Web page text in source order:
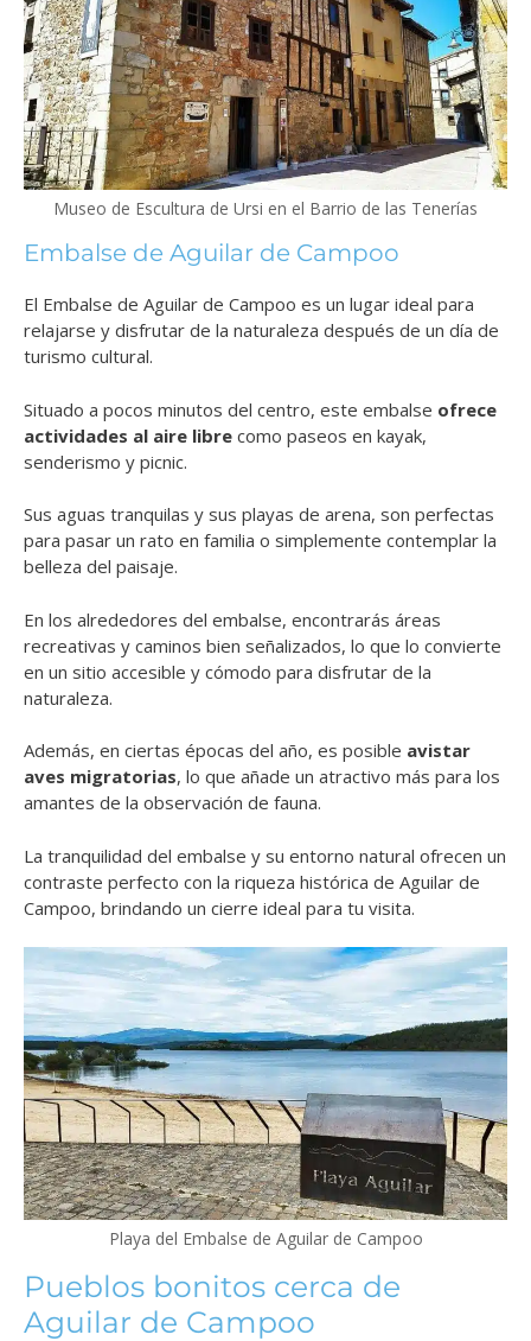
Museo de Escultura de Ursi en el Barrio de las Tenerías
Embalse de Aguilar de Campoo
El Embalse de Aguilar de Campoo es un lugar ideal para
relajarse y disfrutar de la naturaleza después de un día de
turismo cultural.
Situado a pocos minutos del centro, este embalse ofrece
actividades al aire libre como paseos en kayak,
senderismo y picnic.
Sus aguas tranquilas y sus playas de arena, son perfectas
para pasar un rato en familia o simplemente contemplar la
belleza del paisaje.
En los alrededores del embalse, encontrarás áreas
recreativas y caminos bien señalizados, lo que lo convierte
en un sitio accesible y cómodo para disfrutar de la
naturaleza.
Además, en ciertas épocas del año, es posible avistar
aves migratorias, lo que añade un atractivo más para los
amantes de la observación de fauna.
La tranquilidad del embalse y su entorno natural ofrecen un
contraste perfecto con la riqueza histórica de Aguilar de
Campoo, brindando un cierre ideal para tu visita.
Playa del Embalse de Aguilar de Campoo
Pueblos bonitos cerca de
Aguilar de Campoo